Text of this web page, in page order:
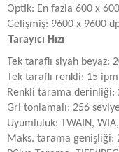
Optik: En fazla 600 x
Gelişmiş: 9600 x 9600
Tarayıcı Hızı
Tek taraflı siyah beyaz:
Tek taraflı renkli: 15
Renkli tarama derinliği:
Gri tonlamalı: 256
Uyumluluk: TWAIN,
Maks. tarama genişliği: